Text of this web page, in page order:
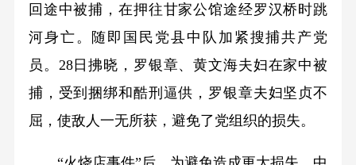
回途中被捕，在押往甘家公馆途经罗汉桥时跳
河身亡。随即国民党县中队加紧搜捕共产党
员。28日拂晓，罗银章、黄文海夫妇在家中被
捕，受到捆绑和酷刑逼供，罗银章夫妇坚贞不
屈，使敌人一无所获，避免了党组织的损失。